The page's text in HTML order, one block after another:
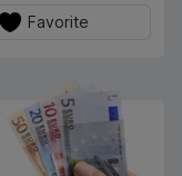
Favorite